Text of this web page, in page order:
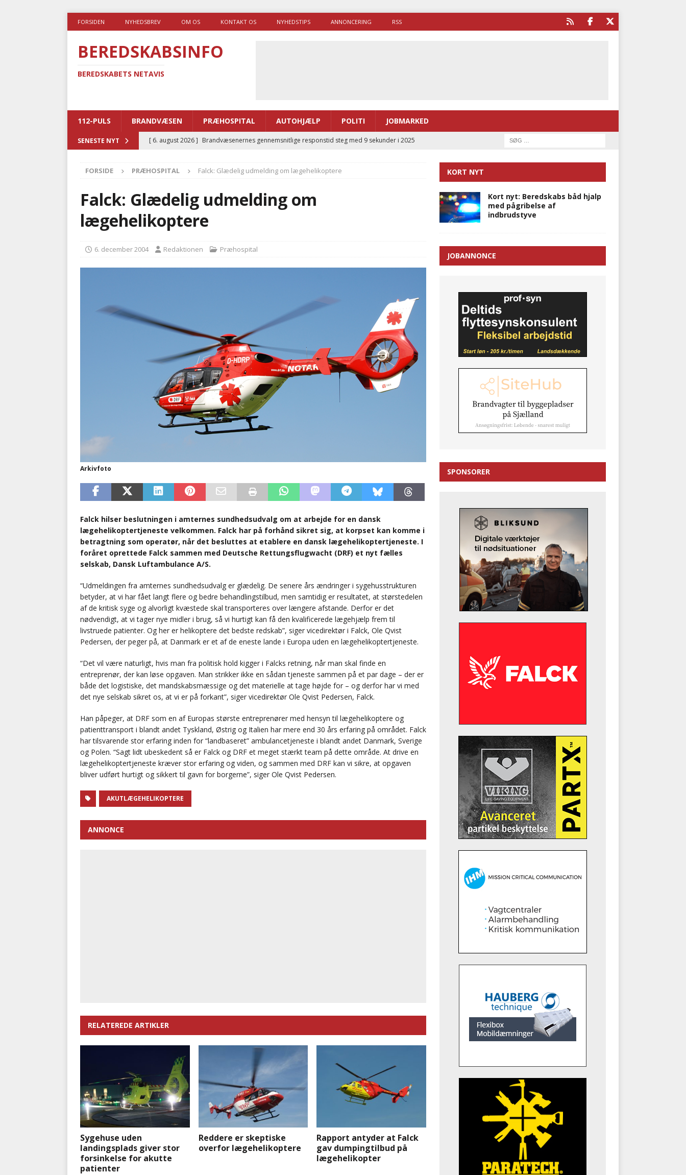
FORSIDEN NYHEDSBREV OM OS KONTAKT OS NYHEDSTIPS ANNONCERING RSS
BEREDSKABSINFO
BEREDSKABETS NETAVIS
112-PULS BRANDVÆSEN PRÆHOSPITAL AUTOHJÆLP POLITI JOBMARKED
SENESTE NYT [ 6. august 2026 ] Brandvæsenernes gennemsnitlige responstid steg med 9 sekunder i 2025
[ 5. august 2026 ] Advarer: Udløb af sygetransporttilladelser kan sende 400.000 kørsler over
i det offentlige
PRÆHOSPITAL
[ 5. august 2026 ]
Ny ambulance og el-sygetransportvogn til Samsø
[ 4. august 2026 ]
Brandvæsenerne brugte lidt længere tid på at komme af sted i 2025
BRANDVÆSEN
FORSIDE PRÆHOSPITAL Falck: Glædelig udmelding om lægehelikoptere
Falck: Glædelig udmelding om
lægehelikoptere
6. december 2004 Redaktionen Præhospital
Arkivfoto
Falck hilser beslutningen i amternes sundhedsudvalg om at arbejde for en dansk
lægehelikoptertjeneste velkommen. Falck har på forhånd sikret sig, at korpset kan komme i
betragtning som operatør, når det besluttes at etablere en dansk lægehelikoptertjeneste. I
foråret oprettede Falck sammen med Deutsche Rettungsflugwacht (DRF) et nyt fælles
selskab, Dansk Luftambulance A/S.
“Udmeldingen fra amternes sundhedsudvalg er glædelig. De senere års ændringer i sygehusstrukturen
betyder, at vi har fået langt flere og bedre behandlingstilbud, men samtidig er resultatet, at størstedelen
af de kritisk syge og alvorligt kvæstede skal transporteres over længere afstande. Derfor er det
nødvendigt, at vi tager nye midler i brug, så vi hurtigt kan få den kvalificerede lægehjælp frem til
livstruede patienter. Og her er helikoptere det bedste redskab”, siger vicedirektør i Falck, Ole Qvist
Pedersen, der peger på, at Danmark er et af de eneste lande i Europa uden en lægehelikoptertjeneste.
“Det vil være naturligt, hvis man fra politisk hold kigger i Falcks retning, når man skal finde en
entreprenør, der kan løse opgaven. Man strikker ikke en sådan tjeneste sammen på et par dage – der er
både det logistiske, det mandskabsmæssige og det materielle at tage højde for – og derfor har vi med
det nye selskab sikret os, at vi er på forkant”, siger vicedirektør Ole Qvist Pedersen, Falck.
Han påpeger, at DRF som en af Europas største entreprenører med hensyn til lægehelikoptere og
patienttransport i blandt andet Tyskland, Østrig og Italien har mere end 30 års erfaring på området. Falck
har tilsvarende stor erfaring inden for “landbaseret” ambulancetjeneste i blandt andet Danmark, Sverige
og Polen. “Sagt lidt ubeskedent så er Falck og DRF et meget stærkt team på dette område. At drive en
lægehelikoptertjeneste kræver stor erfaring og viden, og sammen med DRF kan vi sikre, at opgaven
bliver udført hurtigt og sikkert til gavn for borgerne”, siger Ole Qvist Pedersen.
AKUTLÆGEHELIKOPTERE
ANNONCE
RELATEREDE ARTIKLER
Sygehuse uden
landingsplads giver stor
forsinkelse for akutte
patienter
Reddere er skeptiske
overfor lægehelikoptere
Rapport antyder at Falck
gav dumpingtilbud på
lægehelikopter
KORT NYT
Kort nyt: Beredskabs båd hjalp
med pågribelse af
indbrudstyve
JOBANNONCE
SPONSORER